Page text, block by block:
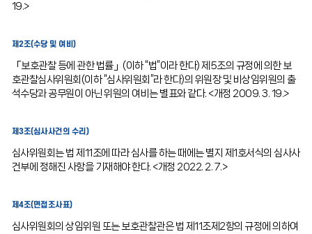
19.>
제2조(수당 및 여비)
「보호관찰 등에 관한 법률」(이하 “법”이라 한다) 제5조의 규정에 의한 보
호관찰심사위원회(이하 “심사위원회”라 한다)의 위원장 및 비상임위원의 출
석수당과 공무원이 아닌 위원의 여비는 별표와 같다. <개정 2009. 3. 19.>
제3조(심사사건의 수리)
심사위원회는 법 제11조에 따라 심사를 하는 때에는 별지 제1호서식의 심사사
건부에 정해진 사항을 기재해야 한다. <개정 2022. 2. 7.>
제4조(면접조사표)
심사위원회의 상임위원 또는 보호관찰관은 법 제11조제2항의 규정에 의하여